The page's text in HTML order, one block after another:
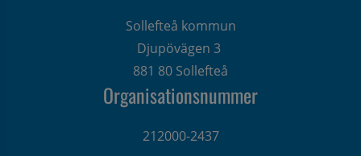
Sollefteå kommun
Djupövägen 3
881 80 Sollefteå
Organisationsnummer
212000-2437